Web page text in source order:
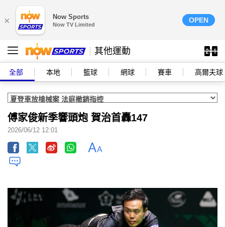
× Now Sports
Now TV Limited
OPEN
其他運動
全部 本地 籃球 網球 賽車 高爾夫球
傅家俊新季響頭炮 賀治首轟147
2026/06/12 12:01